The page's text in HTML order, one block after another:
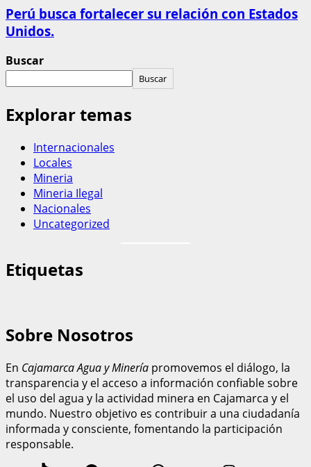
Perú busca fortalecer su relación con Estados
Unidos.
Buscar
Buscar
Explorar temas
Internacionales
Locales
Mineria
Mineria Ilegal
Nacionales
Uncategorized
Etiquetas
Sobre Nosotros
En Cajamarca Agua y Minería promovemos el diálogo, la
transparencia y el acceso a información confiable sobre
el uso del agua y la actividad minera en Cajamarca y el
mundo. Nuestro objetivo es contribuir a una ciudadanía
informada y consciente, fomentando la participación
responsable.